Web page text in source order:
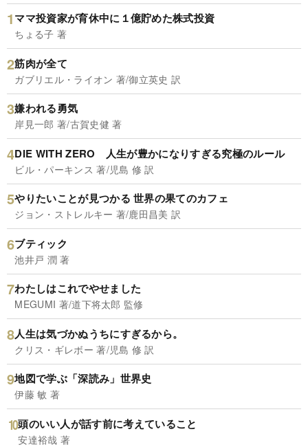
ママ投資家が育休中に１億貯めた株式投資
ちょる子 著
筋肉が全て
ガブリエル・ライオン 著/御立英史 訳
嫌われる勇気
岸見一郎 著/古賀史健 著
DIE WITH ZERO 人生が豊かになりすぎる究極のルール
ビル・パーキンス 著/児島 修 訳
やりたいことが見つかる 世界の果てのカフェ
ジョン・ストレルキー 著/鹿田昌美 訳
ブティック
池井戸 潤 著
わたしはこれでやせました
MEGUMI 著/道下将太郎 監修
人生は気づかぬうちにすぎるから。
クリス・ギレボー 著/児島 修 訳
地図で学ぶ「深読み」世界史
伊藤 敏 著
頭のいい人が話す前に考えていること
安達裕哉 著